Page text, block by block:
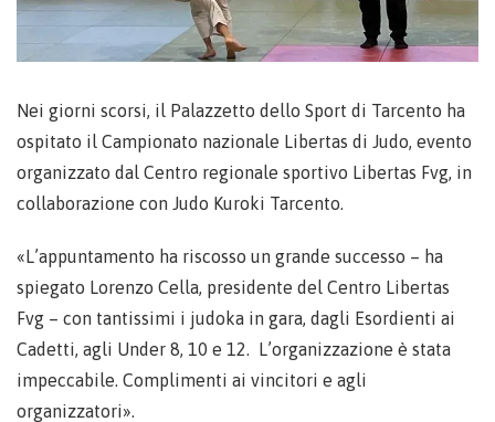
Nei giorni scorsi, il Palazzetto dello Sport di Tarcento ha
ospitato il Campionato nazionale Libertas di Judo, evento
organizzato dal Centro regionale sportivo Libertas Fvg, in
collaborazione con Judo Kuroki Tarcento.
«L’appuntamento ha riscosso un grande successo – ha
spiegato Lorenzo Cella, presidente del Centro Libertas
Fvg – con tantissimi i judoka in gara, dagli Esordienti ai
Cadetti, agli Under 8, 10 e 12. L’organizzazione è stata
impeccabile. Complimenti ai vincitori e agli
organizzatori».